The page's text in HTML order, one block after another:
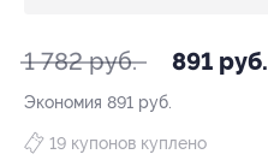
1 782 руб. 891 руб.
Экономия 891 руб.
19 купонов куплено